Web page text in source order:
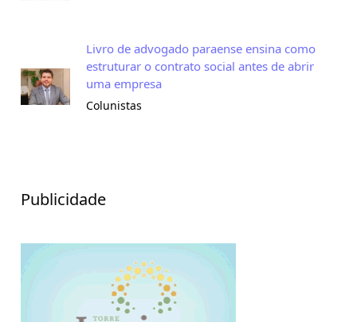
Livro de advogado paraense ensina como
estruturar o contrato social antes de abrir
uma empresa
Colunistas
Publicidade